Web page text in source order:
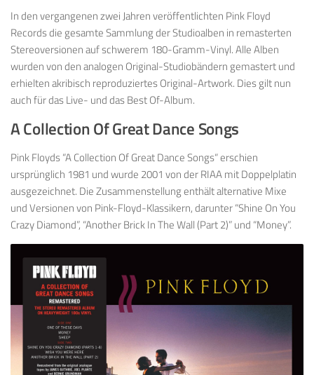
In den vergangenen zwei Jahren veröffentlichten Pink Floyd
Records die gesamte Sammlung der Studioalben in remasterten
Stereoversionen auf schwerem 180-Gramm-Vinyl. Alle Alben
wurden von den analogen Original-Studiobändern gemastert und
erhielten akribisch reproduziertes Original-Artwork. Dies gilt nun
auch für das Live- und das Best Of-Album.
A Collection Of Great Dance Songs
Pink Floyds “A Collection Of Great Dance Songs“ erschien
ursprünglich 1981 und wurde 2001 von der RIAA mit Doppelplatin
ausgezeichnet. Die Zusammenstellung enthält alternative Mixe
und Versionen von Pink-Floyd-Klassikern, darunter “Shine On You
Crazy Diamond”, “Another Brick In The Wall (Part 2)” und “Money”.